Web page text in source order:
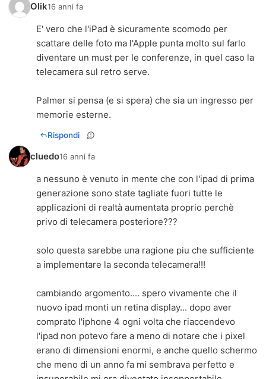
Olik16 anni fa
E' vero che l'iPad è sicuramente scomodo per
scattare delle foto ma l'Apple punta molto sul farlo
diventare un must per le conferenze, in quel caso la
telecamera sul retro serve.
Palmer si pensa (e si spera) che sia un ingresso per
memorie esterne.
Rispondi
cluedo16 anni fa
a nessuno è venuto in mente che con l'ipad di prima
generazione sono state tagliate fuori tutte le
applicazioni di realtà aumentata proprio perchè
privo di telecamera posteriore???
solo questa sarebbe una ragione piu che sufficiente
a implementare la seconda telecamera!!!
cambiando argomento.... spero vivamente che il
nuovo ipad monti un retina display... dopo aver
comprato l'iphone 4 ogni volta che riaccendevo
l'ipad non potevo fare a meno di notare che i pixel
erano di dimensioni enormi, e anche quello schermo
che meno di un anno fa mi sembrava perfetto e